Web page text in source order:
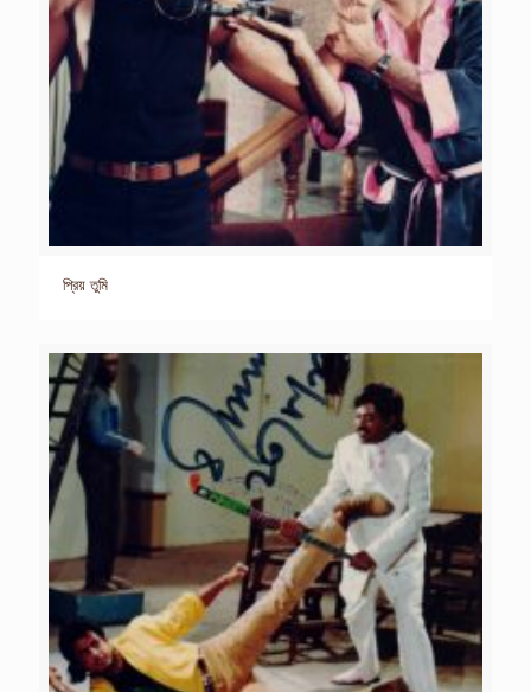
প্রিয় তুমি